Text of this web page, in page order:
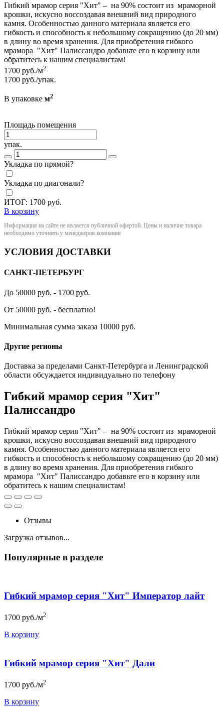
Гибкий мрамор серия "Хит" – на 90% состоит из мраморной
крошки, искусно воссоздавая внешний вид природного
камня. Особенностью данного материала является его
гибкость и способность к небольшому сокращению (до 20 мм)
в длину во время хранения. Для приобретения гибкого
мрамора "Хит" Палиссандро добавьте его в корзину или
обратитесь к нашим специалистам!
1700 руб./м2
1700 руб./упак.
В упаковке м2
Площадь помещения
упак.
Укладка по прямой?
Укладка по диагонали?
ИТОГ: 1700 руб.
В корзину
Информация на сайте не является публичной офертой. Цены и наличие товара
необходимо уточнить у менеджеров компании
УСЛОВИЯ ДОСТАВКИ
САНКТ-ПЕТЕРБУРГ
До 50000 руб. - 1700 руб.
От 50000 руб. - бесплатно!
Минимальная сумма заказа 10000 руб.
Другие регионы
Доставка за пределами Санкт-Петербурга и Ленинградской
области обсуждается индивидуально по телефону
Гибкий мрамор серия "Хит"
Палиссандро
Гибкий мрамор серия "Хит" – на 90% состоит из мраморной
крошки, искусно воссоздавая внешний вид природного
камня. Особенностью данного материала является его
гибкость и способность к небольшому сокращению (до 20 мм)
в длину во время хранения. Для приобретения гибкого
мрамора "Хит" Палиссандро добавьте его в корзину или
обратитесь к нашим специалистам!
Отзывы
Загрузка отзывов...
Популярные в разделе
Гибкий мрамор серия "Хит" Император лайт
1700 руб./м2
В корзину
Гибкий мрамор серия "Хит" Дали
1700 руб./м2
В корзину